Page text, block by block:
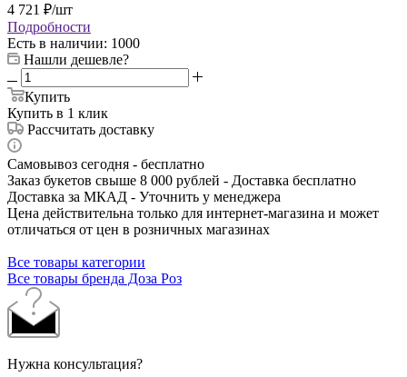
4 721 ₽/шт
Подробности
Есть в наличии: 1000
Нашли дешевле?
Купить
Купить в 1 клик
Рассчитать доставку
Самовывоз сегодня - бесплатно
Заказ букетов свыше 8 000 рублей - Доставка бесплатно
Доставка за МКАД - Уточнить у менеджера
Цена действительна только для интернет-магазина и может
отличаться от цен в розничных магазинах
Все товары категории
Все товары бренда Доза Роз
Нужна консультация?